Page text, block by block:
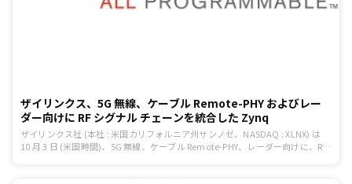
ザイリンクス、5G 無線、ケーブル Remote-PHY およびレー
ダー向けに RF シグナル チェーンを統合した Zynq
ザイリンクス社 (本社 : 米国カリフォルニア州サンノゼ、NASDAQ : XLNX) は
10 月 3 日 (米国時間)、5G 無線、ケーブル Remote-PHY、レーダー向けに、RF